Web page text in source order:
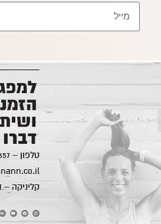
הודעה ישירה לקליניקה של קרן אן
טלפון –
קליניקה –